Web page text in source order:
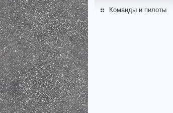
Команды и пилоты